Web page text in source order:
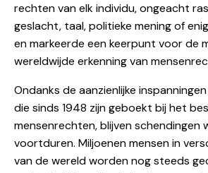
rechten van elk individu, ongeacht
geslacht, taal, politieke mening of
en markeerde een keerpunt voor de
wereldwijde erkenning van
Ondanks de aanzienlijke
die sinds 1948 zijn geboekt bij het
mensenrechten, blijven schendingen
voortduren. Miljoenen mensen in
van de wereld worden nog steeds